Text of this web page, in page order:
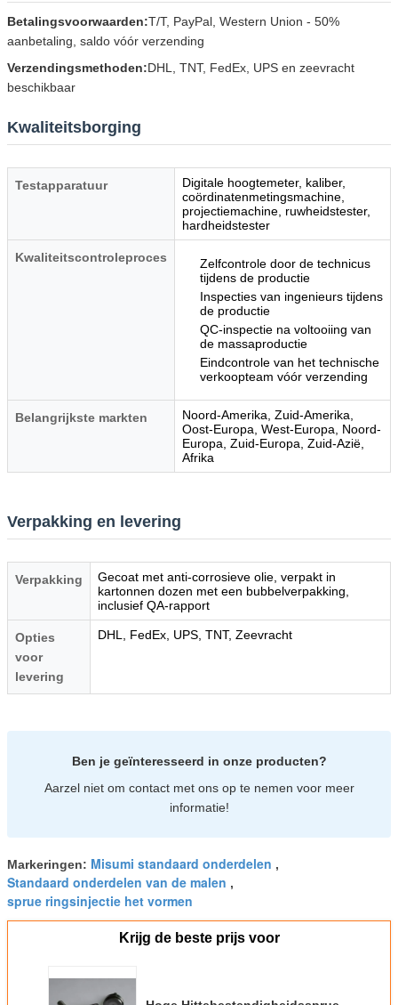
Betalingsvoorwaarden:T/T, PayPal, Western Union - 50%
aanbetaling, saldo vóór verzending
Verzendingsmethoden:DHL, TNT, FedEx, UPS en zeevracht
beschikbaar
Kwaliteitsborging
Testapparatuur
Digitale hoogtemeter, kaliber,
coördinatenmetingsmachine,
projectiemachine, ruwheidstester,
hardheidstester
Kwaliteitscontroleproces
Zelfcontrole door de technicus
tijdens de productie
Inspecties van ingenieurs tijdens
de productie
QC-inspectie na voltooiing van
de massaproductie
Eindcontrole van het technische
verkoopteam vóór verzending
Belangrijkste markten
Noord-Amerika, Zuid-Amerika,
Oost-Europa, West-Europa, Noord-
Europa, Zuid-Europa, Zuid-Azië,
Afrika
Verpakking en levering
Verpakking
Gecoat met anti-corrosieve olie, verpakt in
kartonnen dozen met een bubbelverpakking,
inclusief QA-rapport
Opties
voor
levering
DHL, FedEx, UPS, TNT, Zeevracht
Ben je geïnteresseerd in onze producten?
Aarzel niet om contact met ons op te nemen voor meer
informatie!
Markeringen: Misumi standaard onderdelen ,
Standaard onderdelen van de malen ,
sprue ringsinjectie het vormen
Krijg de beste prijs voor